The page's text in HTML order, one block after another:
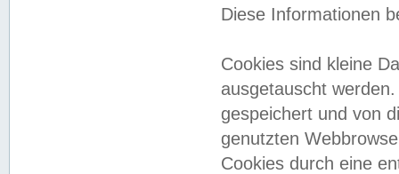
Diese Informationen
Cookies sind kleine
ausgetauscht
gespeichert und von
genutzten
Cookies durch eine